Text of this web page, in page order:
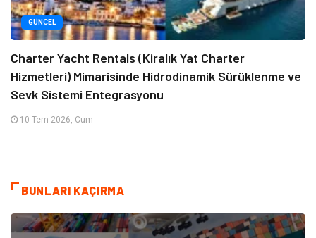
GÜNCEL
Charter Yacht Rentals (Kiralık Yat Charter
Hizmetleri) Mimarisinde Hidrodinamik Sürüklenme ve
Sevk Sistemi Entegrasyonu
10 Tem 2026, Cum
BUNLARI KAÇIRMA